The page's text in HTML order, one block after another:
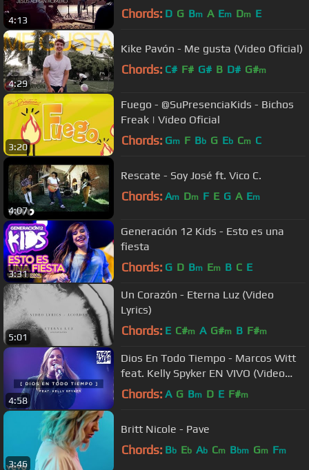
4:13 Chords: D G Bm A Em Dm E
4:29
Kike Pavón - Me gusta (Video Oficial)
Chords: C# F# G# B D# G#m
3:20
Fuego - @SuPresenciaKids - Bichos
Freak | Video Oficial
Chords: Gm F Bb G Eb Cm C
4:07
Rescate - Soy José ft. Vico C.
Chords: Am Dm F E G A Em
3:31
Generación 12 Kids - Esto es una
fiesta
Chords: G D Bm Em B C E
5:01
Un Corazón - Eterna Luz (Video
Lyrics)
Chords: E C#m A G#m B F#m
4:58
Dios En Todo Tiempo - Marcos Witt
feat. Kelly Spyker EN VIVO (Video
Oficial)
Chords: A G Bm D E F#m
3:46
Britt Nicole - Pave
Chords: Bb Eb Ab Cm Bbm Gm Fm